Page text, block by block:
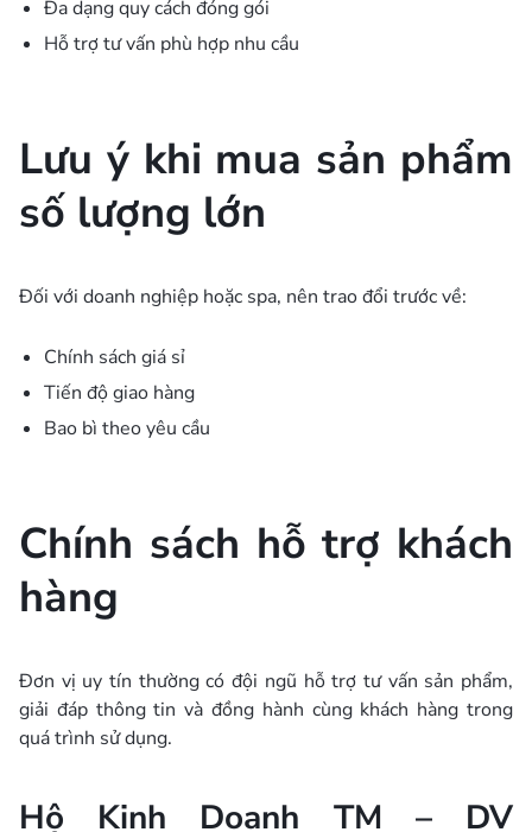
Đa dạng quy cách đóng gói
Hỗ trợ tư vấn phù hợp nhu cầu
Lưu ý khi mua sản phẩm
số lượng lớn
Đối với doanh nghiệp hoặc spa, nên trao đổi trước về:
Chính sách giá sỉ
Tiến độ giao hàng
Bao bì theo yêu cầu
Chính sách hỗ trợ khách
hàng
Đơn vị uy tín thường có đội ngũ hỗ trợ tư vấn sản phẩm,
giải đáp thông tin và đồng hành cùng khách hàng trong
quá trình sử dụng.
Hộ Kinh Doanh TM – DV